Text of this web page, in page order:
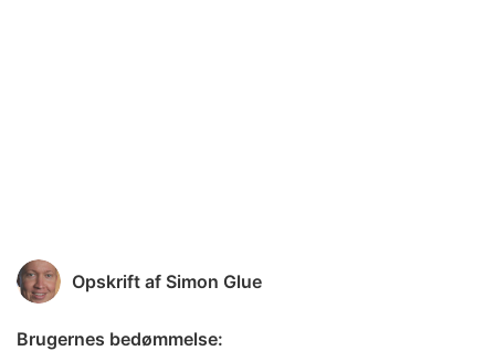
Opskrift af Simon Glue
Brugernes bedømmelse: